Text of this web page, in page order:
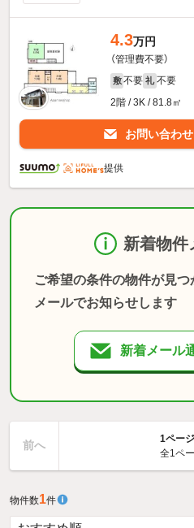
4.3万円
（管理費不要）
敷 不要 礼 不要
2階 / 3K / 81.8㎡
お問い合わせ
提供
新着物件
ご希望の条件の物件が見つ
メールでお知らせします
新着メール
前へ
1ペー
全1ペ
物件数1件